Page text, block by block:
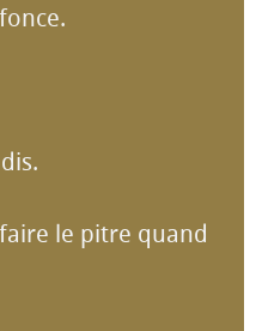
le pitre quand